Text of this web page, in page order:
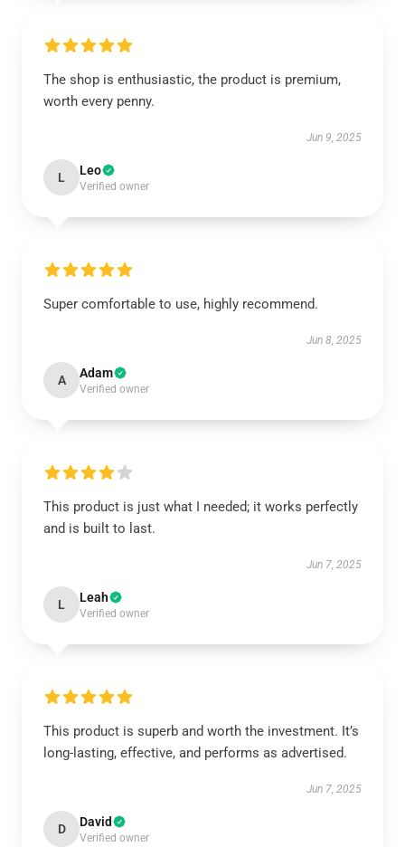
The shop is enthusiastic, the product is premium,
worth every penny.
Jun 9, 2025
L Leo
Verified owner
Super comfortable to use, highly recommend.
Jun 8, 2025
A Adam
Verified owner
This product is just what I needed; it works perfectly
and is built to last.
Jun 7, 2025
L Leah
Verified owner
This product is superb and worth the investment. It’s
long-lasting, effective, and performs as advertised.
Jun 7, 2025
D David
Verified owner